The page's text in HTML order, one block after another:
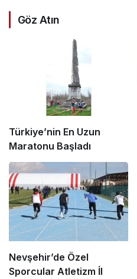
Göz Atın
Türkiye’nin En Uzun
Maratonu Başladı
Nevşehir’de Özel
Sporcular Atletizm İl